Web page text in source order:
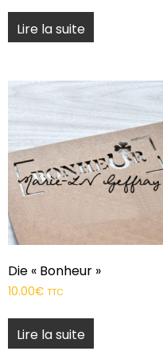
Lire la suite
Die « Bonheur »
10.00€ TTC
Lire la suite